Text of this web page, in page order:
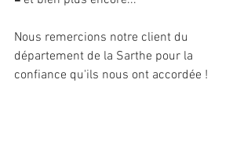
Nous remercions notre client du
département de la Sarthe pour la
confiance qu'ils nous ont accordée !